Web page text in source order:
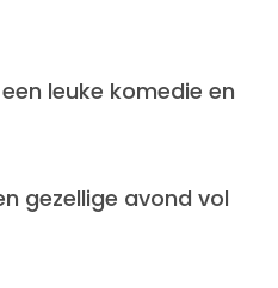
leuke komedie en
gezellige avond vol